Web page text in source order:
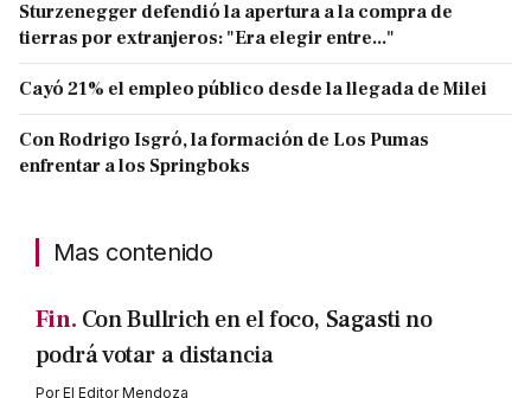
Sturzenegger defendió la apertura a la compra de
tierras por extranjeros: "Era elegir entre..."
Cayó 21% el empleo público desde la llegada de Milei
Con Rodrigo Isgró, la formación de Los Pumas
enfrentar a los Springboks
Mas contenido
Fin. Con Bullrich en el foco, Sagasti no
podrá votar a distancia
PorEl Editor Mendoza